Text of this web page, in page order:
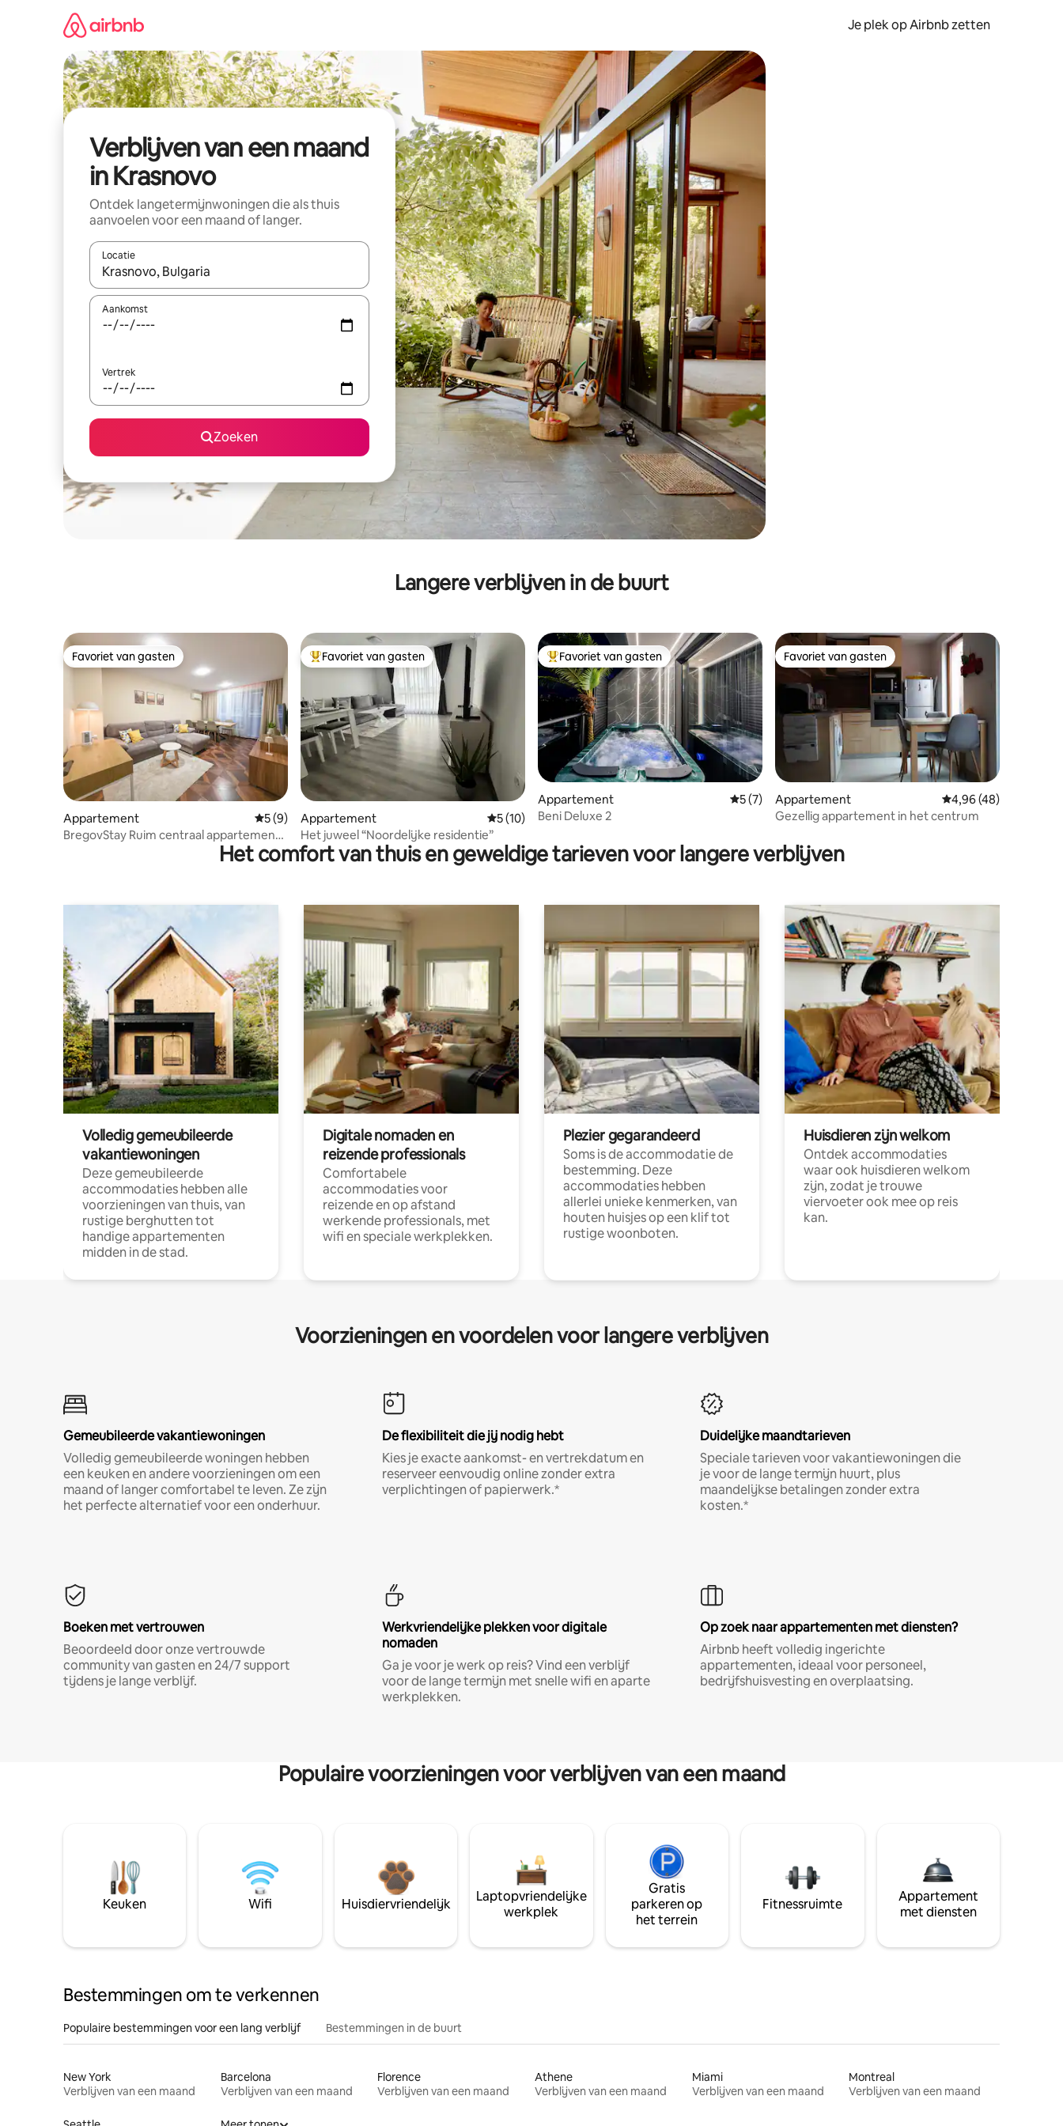
Je plek op Airbnb zetten
Verblijven van een maand
in Krasnovo
Ontdek langetermijnwoningen die als thuis
aanvoelen voor een maand of langer.
Locatie
Wanneer er resultaten beschikbaar zijn, maak je een keuze met je de pijltjestoetsen omhoog en omlaag, óf door te tikken of swipen.
Aankomst
Vertrek
Zoeken
Langere verblijven in de buurt
Favoriet van gasten
Favoriet van gasten
Appartement Gemiddelde beoordeling van 5 op 5, 9 recensies
5 (9)
BregovStay Ruim centraal appartement
Topfavoriet van gasten
Favoriet van gasten
Appartement Gemiddelde beoordeling van 5 op 5, 10 recensies
5 (10)
Het juweel “Noordelijke residentie”
Topfavoriet van gasten
Favoriet van gasten
Appartement Gemiddelde beoordeling van 5 op 5, 7 recensies
5 (7)
Beni Deluxe 2
Favoriet van gasten
Favoriet van gasten
Appartement Gemiddelde
4,96 (48)
Gezellig appartement in het centrum
Het comfort van thuis en geweldige tarieven voor langere verblijven
Volledig gemeubileerde
vakantiewoningen
Deze gemeubileerde
accommodaties hebben alle
voorzieningen van thuis, van
rustige berghutten tot
handige appartementen
midden in de stad.
Digitale nomaden en
reizende professionals
Comfortabele
accommodaties voor
reizende en op afstand
werkende professionals, met
wifi en speciale werkplekken.
Plezier gegarandeerd
Soms is de accommodatie de
bestemming. Deze
accommodaties hebben
allerlei unieke kenmerken, van
houten huisjes op een klif tot
rustige woonboten.
Huisdieren zijn welkom
Ontdek accommodaties
waar ook huisdieren welkom
zijn, zodat je trouwe
viervoeter ook mee op reis
kan.
Voorzieningen en voordelen voor langere verblijven
Gemeubileerde vakantiewoningen
Volledig gemeubileerde woningen hebben
een keuken en andere voorzieningen om een
maand of langer comfortabel te leven. Ze zijn
het perfecte alternatief voor een onderhuur.
De flexibiliteit die jij nodig hebt
Kies je exacte aankomst- en vertrekdatum en
reserveer eenvoudig online zonder extra
verplichtingen of papierwerk.*
Duidelijke maandtarieven
Speciale tarieven voor vakantiewoningen die
je voor de lange termijn huurt, plus
maandelijkse betalingen zonder extra
kosten.*
Boeken met vertrouwen
Beoordeeld door onze vertrouwde
community van gasten en 24/7 support
tijdens je lange verblijf.
Werkvriendelijke plekken voor digitale
nomaden
Ga je voor je werk op reis? Vind een verblijf
voor de lange termijn met snelle wifi en aparte
werkplekken.
Op zoek naar appartementen met diensten?
Airbnb heeft volledig ingerichte
appartementen, ideaal voor personeel,
bedrijfshuisvesting en overplaatsing.
Populaire voorzieningen voor verblijven van een maand
Keuken Wifi Huisdiervriendelijk
Laptopvriendelijke
werkplek
Gratis
parkeren op
het terrein
Fitnessruimte
Appartement
met diensten
Bestemmingen om te verkennen
Populaire bestemmingen voor een lang verblijf Bestemmingen in de buurt
New York
Verblijven van een maand
Barcelona
Verblijven van een maand
Florence
Verblijven van een maand
Athene
Verblijven van een maand
Miami
Verblijven van een maand
Montreal
Verblijven van een maand